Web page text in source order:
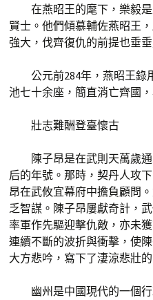
在燕昭王的麾下，樂毅
賢士。他們傾慕輔佐燕昭王
強大，伐齊復仇的前提也垂垂
公元前284年，燕昭王
池七十余座，簡直消亡齊國
壯志難酬登臺懷古
陳子昂是在武則天萬歲
后的年號。那時，契丹人攻
昂在武攸宜幕府中擔負顧問
乏智謀。陳子昂屢獻奇計，
率軍作先驅迎擊仇敵，亦未
連續不斷的波折與衝擊，使
大方悲吟，寫下了淒涼悲壯
幽州是中國現代的一個